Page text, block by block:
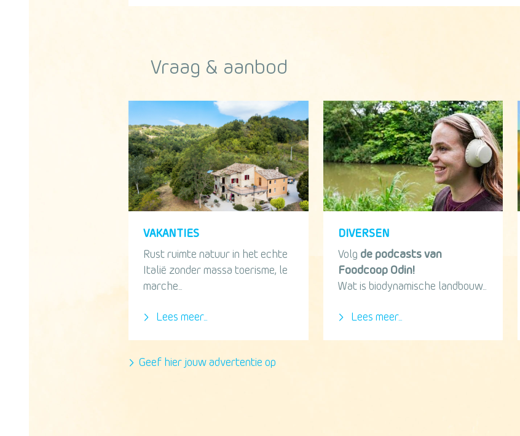
Vraag & aanbod
VAKANTIES
Rust ruimte natuur in het echte
Italië zonder massa toerisme, le
marche...
Lees meer...
DIVERSEN
Volg de podcasts van
Foodcoop Odin!
Wat is biodynamische landbouw...
Lees meer...
Geef hier jouw advertentie op